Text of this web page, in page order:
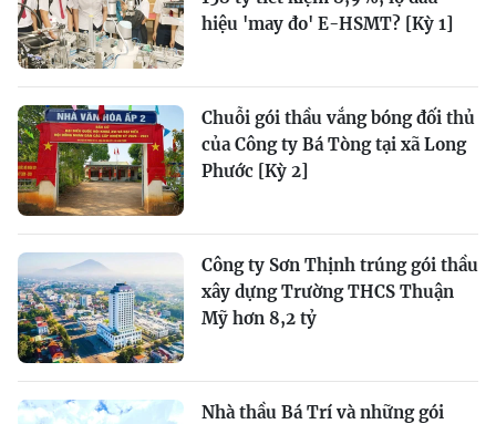
hiệu 'may đo' E-HSMT? [Kỳ 1]
Chuỗi gói thầu vắng bóng đối thủ
của Công ty Bá Tòng tại xã Long
Phước [Kỳ 2]
Công ty Sơn Thịnh trúng gói thầu
xây dựng Trường THCS Thuận
Mỹ hơn 8,2 tỷ
Nhà thầu Bá Trí và những gói